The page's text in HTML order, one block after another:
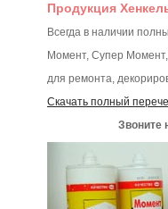
Продукция
Всегда в наличии
Момент, Супер
для ремонта,
Скачать полный
Звоните